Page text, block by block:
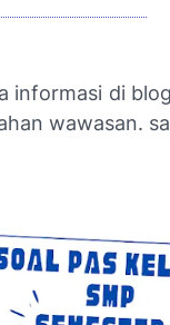
informasi di
wawasan.